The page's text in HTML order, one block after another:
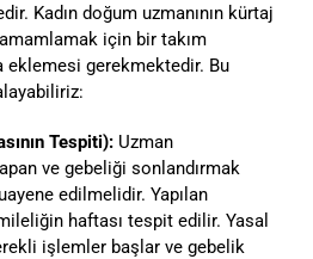
Kadın doğum uzmanının kürtaj
için bir takım
eklemesi gerekmektedir. Bu
Tespiti): Uzman
ve gebeliği sonlandırmak
edilmelidir. Yapılan
haftası tespit edilir. Yasal
işlemler başlar ve gebelik